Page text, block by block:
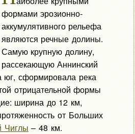
формами эрозионно-
аккумулятивного рельефа
являются речные долины.
Самую крупную долину,
рассекающую Аннинский
юг, сформировала река
отрицательной формы
ширина до 12 км,
от Больших
Чиглы – 48 км.